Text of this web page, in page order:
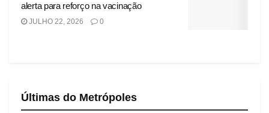
alerta para reforço na vacinação
JULHO 22, 2026 0
Últimas do Metrópoles